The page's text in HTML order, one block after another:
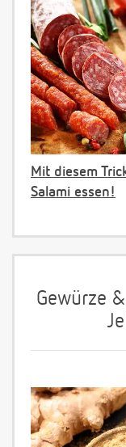
Mit diesem
Salami essen!
Gewürze